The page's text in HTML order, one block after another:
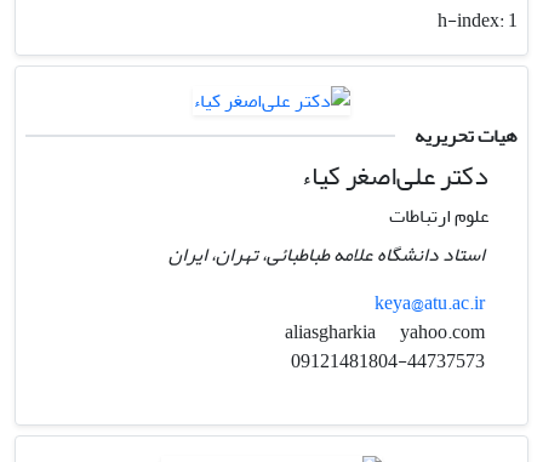
h-index:1
هیات تحریریه
دکتر علی‌اصغر کیاء
علوم ارتباطات
استاد دانشگاه علامه طباطبائی، تهران، ایران
keya@atu.ac.ir
yahoo.com